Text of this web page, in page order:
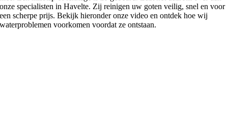
onze specialisten in Havelte. Zij reinigen uw goten veilig, snel en voor
een scherpe prijs. Bekijk hieronder onze video en ontdek hoe wij
waterproblemen voorkomen voordat ze ontstaan.